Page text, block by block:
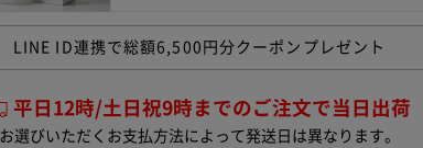
LINE ID連携で総額6,500円分クーポンプレゼント
平日12時/土日祝9時までのご注文で当日出荷
お選びいただくお支払方法によって発送日は異なります。
す